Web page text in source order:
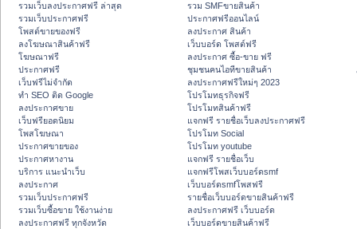
รวมเว็บลงประกาศฟรี ล่าสุด
รวมเว็บประกาศฟรี
โพสต์ขายของฟรี
ลงโฆษณาสินค้าฟรี
โฆษณาฟรี
ประกาศฟรี
เว็บฟรีไม่จำกัด
ทำ SEO ติด Google
ลงประกาศขาย
เว็บฟรียอดนิยม
โพสโฆษณา
ประกาศขายของ
ประกาศหางาน
บริการ แนะนำเว็บ
ลงประกาศ
รวมเว็บประกาศฟรี
รวมเว็บซื้อขาย ใช้งานง่าย
ลงประกาศฟรี ทุกจังหวัด
รวม SMFขายสินค้า
ประกาศฟรีออนไลน์
ลงประกาศ สินค้า
เว็บบอร์ด โพสต์ฟรี
ลงประกาศ ซื้อ-ขาย ฟรี
ชุมชนคนไอทีขายสินค้า
ลงประกาศฟรีใหม่ๆ 2023
โปรโมทธุรกิจฟรี
โปรโมทสินค้าฟรี
แจกฟรี รายชื่อเว็บลงประกาศฟรี
โปรโมท Social
โปรโมท youtube
แจกฟรี รายชื่อเว็บ
แจกฟรีโพสเว็บบอร์ดsmf
เว็บบอร์ดsmfโพสฟรี
รายชื่อเว็บบอร์ดขายสินค้าฟรี
ลงประกาศฟรี เว็บบอร์ด
เว็บบอร์ดขายสินค้าฟรี